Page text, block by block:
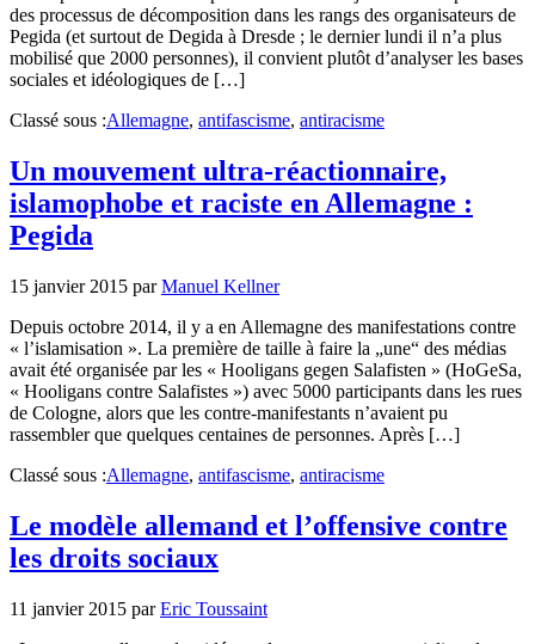
des processus de décomposition dans les rangs des organisateurs de
Pegida (et surtout de Degida à Dresde ; le dernier lundi il n’a plus
mobilisé que 2000 personnes), il convient plutôt d’analyser les bases
sociales et idéologiques de […]
Classé sous :Allemagne, antifascisme, antiracisme
Un mouvement ultra-réactionnaire,
islamophobe et raciste en Allemagne :
Pegida
15 janvier 2015 parManuel Kellner
Depuis octobre 2014, il y a en Allemagne des manifestations contre
« l’islamisation ». La première de taille à faire la „une“ des médias
avait été organisée par les « Hooligans gegen Salafisten » (HoGeSa,
« Hooligans contre Salafistes ») avec 5000 participants dans les rues
de Cologne, alors que les contre-manifestants n’avaient pu
rassembler que quelques centaines de personnes. Après […]
Classé sous :Allemagne, antifascisme, antiracisme
Le modèle allemand et l’offensive contre
les droits sociaux
11 janvier 2015 parEric Toussaint